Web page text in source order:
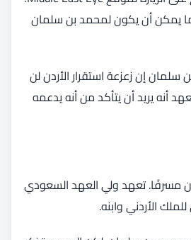
يمكن أن يكون لمحمد بن سلمان
سلمان إن زعزعة استقرار الأردن لن
أنه يريد أن يتأكد من أنه يدعمه
مسرفًا. تعهد ولي العهد السعودي
الأردني وابنه.